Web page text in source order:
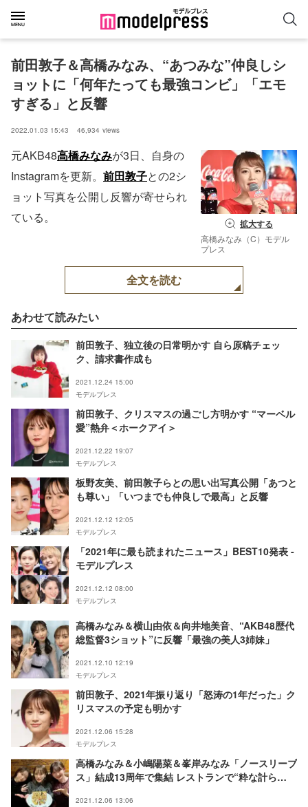
前田敦子＆高橋みなみ、“あつみな”仲良しシ
ョットに「何年たっても最強コンビ」「エモ
すぎる」と反響
2022.01.03 15:43 46,934 views
拡大する
高橋みなみ（C）モデル
プレス
元AKB48高橋みなみが3日、自身の
Instagramを更新。 前田敦子との2シ
ョット写真を公開し反響が寄せられ
ている。
全文を読む
あわせて読みたい
前田敦子、独立後の日常明かす 自ら原稿チェッ
ク、請求書作成も
2021.12.24 15:00
モデルプレス
前田敦子、クリスマスの過ごし方明かす “マーベル
愛”熱弁＜ホークアイ＞
2021.12.22 19:07
モデルプレス
板野友美、前田敦子らとの思い出写真公開「あつと
も尊い」「いつまでも仲良しで最高」と反響
2021.12.12 12:05
モデルプレス
「2021年に最も読まれたニュース」BEST10発表 -
モデルプレス
2021.12.12 08:00
モデルプレス
高橋みなみ＆横山由依＆向井地美音、“AKB48歴代
総監督3ショット”に反響「最強の美人3姉妹」
2021.12.10 12:19
モデルプレス
前田敦子、2021年振り返り「怒涛の1年だった」ク
リスマスの予定も明かす
2021.12.06 15:28
モデルプレス
高橋みなみ＆小嶋陽菜＆峯岸みなみ「ノースリーブ
ス」結成13周年で集結 レストランで“粋な計ら
2021.12.06 13:06